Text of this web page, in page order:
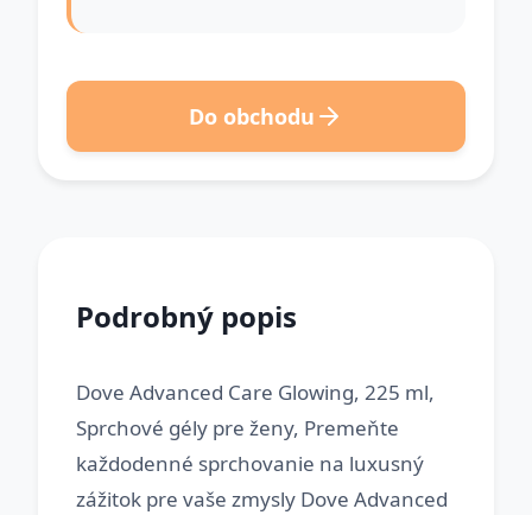
Do obchodu
Podrobný popis
Dove Advanced Care Glowing, 225 ml,
Sprchové gély pre ženy, Premeňte
každodenné sprchovanie na luxusný
zážitok pre vaše zmysly Dove Advanced